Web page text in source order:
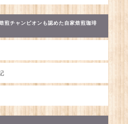
チャンピオンも認めた自家焙煎珈琲